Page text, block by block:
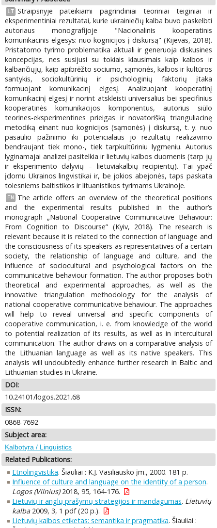
LT Straipsnyje pateikiami pagrindiniai teoriniai teiginiai ir
eksperimentiniai rezultatai, kurie ukrainiečių kalba buvo paskelbti
autoriaus monografijoje "Nacionalinis kooperatinis
komunikacinis elgesys: nuo kognicijos į diskursą" (Kijevas, 2018).
Pristatomo tyrimo problematika aktuali ir generuoja diskusines
koncepcijas, nes susijusi su tokiais klausimais kaip kalbos ir
kalbančiųjų, kaip apibrėžto sociumo, sąmonės, kalbos ir kultūros
santykis, sociokultūrinių ir psichologinių faktorių įtaka
formuojant komunikacinį elgesį. Analizuojant kooperatinį
komunikacinį elgesį ir norint atskleisti universalius bei specifinius
kooperatinės komunikacijos komponentus, autorius siūlo
teorines-eksperimentines prieigas ir novatorišką trianguliacinę
metodiką einant nuo kognicijos (sąmonės) į diskursą, t. y. nuo
pasaulio pažinimo iki potencialaus jo rezultatų realizavimo
bendraujant tiek mono-, tiek tarpkultūriniu lygmeniu. Autorius
lyginamajai analizei pasitelkia ir lietuvių kalbos duomenis (tarp jų
ir eksperimento dalyvių – lietuviakalbių recipientų). Tai ypač
įdomu Ukrainos lingvistikai ir, be jokios abejonės, taps paskata
tolesniems baltistikos ir lituanistikos tyrimams Ukrainoje.
EN
The article offers an overview of the theoretical positions
and the experimental results published in the author’s
monograph „National Cooperative Communicative Behaviour:
From Cognition to Discourse” (Kyiv, 2018). The research is
relevant because it is related to the connection of language and
the consciousness of its speakers as representatives of a certain
society, the relationship of language and culture, and the
influence of sociocultural and psychological factors on the
communicative behaviour formation. The author proposes both
theoretical and experimental approaches, as well as the
innovative triangulation methodology for the analysis of
national cooperative communicative behaviour. The approaches
will help to reveal universal and specific components of
cooperative communication, i. e. from knowledge of the world
to potential realization of its results, as well as in intercultural
communication. The author draws on a comparative analysis of
the Lithuanian language as well as its native speakers. This
analysis will undoubtedly enhance further research in Baltic and
Lithuanian studies in Ukraine.
DOI:
10.24101/logos.2021.68
ISSN:
0868-7692
Subject area:
Kalbotyra / Linguistics
Related Publications:
Etnolingvistika. Šiauliai : K.J. Vasiliausko įm., 2000. 181 p.
Influence of culture and language on the identity of a person.
Logos (Vilnius)2018, 95, 164-176.
Lietuvių ir anglų prašymų strategijos ir mandagumas. Lietuvių
kalba2009, 3, 1 pdf (20 p.).
Lietuvių kalbos etiketas: semantika ir pragmatika. Šiauliai :